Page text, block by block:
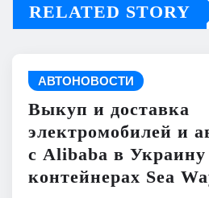
RELATED STORY
АВТОНОВОСТИ
Выкуп и доставка
электромобилей и
с Alibaba в Украину
контейнерах Sea